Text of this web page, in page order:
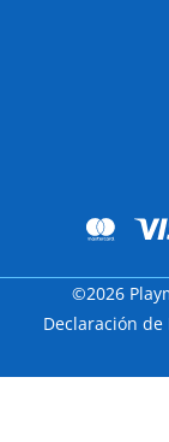
©2026
Declaración de